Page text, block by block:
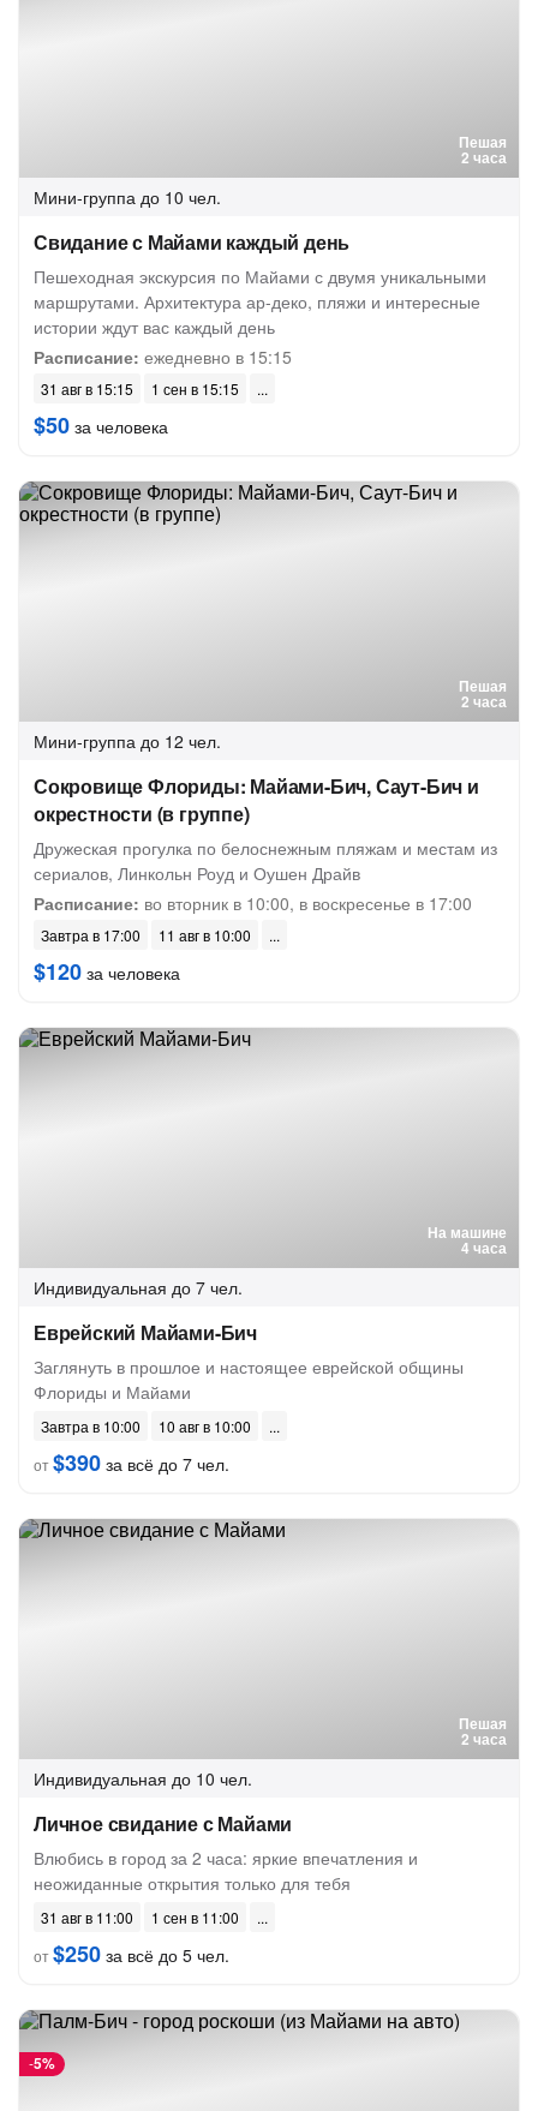
Пешая
2 часа
Мини-группа до 10 чел.
Свидание с Майами каждый день
Пешеходная экскурсия по Майами с двумя уникальными
маршрутами. Архитектура ар-деко, пляжи и интересные
истории ждут вас каждый день
Расписание: ежедневно в 15:15
31 авг в 15:15 1 сен в 15:15
$50 за человека
Пешая
2 часа
Мини-группа до 12 чел.
Сокровище Флориды: Майами-Бич, Саут-Бич и
окрестности (в группе)
Дружеская прогулка по белоснежным пляжам и местам из
сериалов, Линкольн Роуд и Оушен Драйв
Расписание: во вторник в 10:00, в воскресенье в 17:00
Завтра в 17:00 11 авг в 10:00
$120 за человека
На машине
4 часа
Индивидуальная до 7 чел.
Еврейский Майами-Бич
Заглянуть в прошлое и настоящее еврейской общины
Флориды и Майами
Завтра в 10:00
10 авг в 10:00
от$390 за всё до 7 чел.
Пешая
2 часа
Индивидуальная до 10 чел.
Личное свидание с Майами
Влюбись в город за 2 часа: яркие впечатления и
неожиданные открытия только для тебя
31 авг в 11:00
1 сен в 11:00
от$250 за всё до 5 чел.
-5%